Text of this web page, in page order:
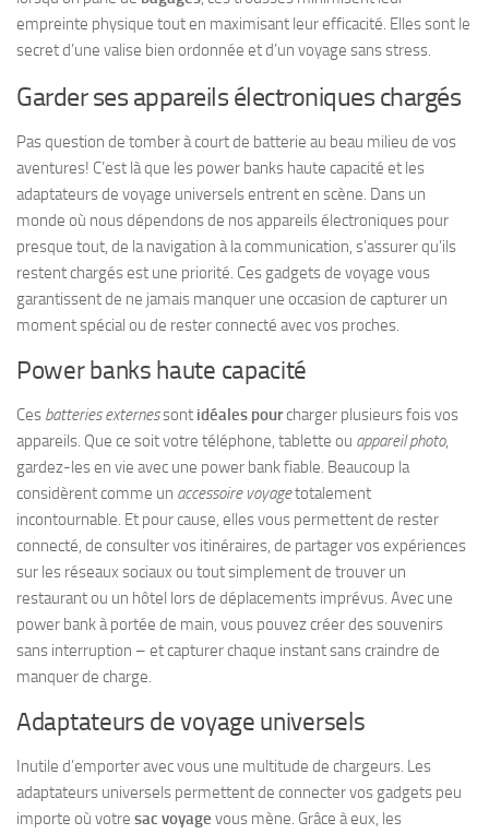
empreinte physique tout en maximisant leur efficacité. Elles sont le
secret d’une valise bien ordonnée et d’un voyage sans stress.
Garder ses appareils électroniques chargés
Pas question de tomber à court de batterie au beau milieu de vos
aventures! C’est là que les power banks haute capacité et les
adaptateurs de voyage universels entrent en scène. Dans un
monde où nous dépendons de nos appareils électroniques pour
presque tout, de la navigation à la communication, s’assurer qu’ils
restent chargés est une priorité. Ces gadgets de voyage vous
garantissent de ne jamais manquer une occasion de capturer un
moment spécial ou de rester connecté avec vos proches.
Power banks haute capacité
Ces batteries externessont idéales pourcharger plusieurs fois vos
appareils. Que ce soit votre téléphone, tablette ou appareil photo,
gardez-les en vie avec une power bank fiable. Beaucoup la
considèrent comme un accessoire voyagetotalement
incontournable. Et pour cause, elles vous permettent de rester
connecté, de consulter vos itinéraires, de partager vos expériences
sur les réseaux sociaux ou tout simplement de trouver un
restaurant ou un hôtel lors de déplacements imprévus. Avec une
power bank à portée de main, vous pouvez créer des souvenirs
sans interruption – et capturer chaque instant sans craindre de
manquer de charge.
Adaptateurs de voyage universels
Inutile d’emporter avec vous une multitude de chargeurs. Les
adaptateurs universels permettent de connecter vos gadgets peu
importe où votre sac voyage vous mène. Grâce à eux, les